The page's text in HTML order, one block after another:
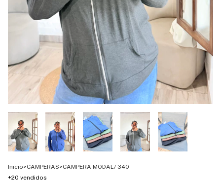
Inicio>CAMPERAS>CAMPERA MODAL/ 340
+20 vendidos